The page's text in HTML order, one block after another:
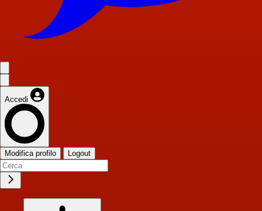
Accedi
Modifica profilo Logout